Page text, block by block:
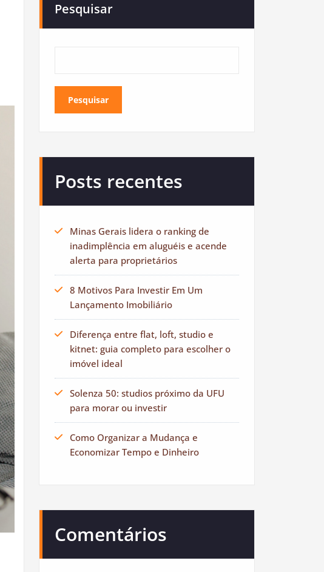
Pesquisar
Pesquisar
Posts recentes
Minas Gerais lidera o ranking de
inadimplência em aluguéis e acende
alerta para proprietários
8 Motivos Para Investir Em Um
Lançamento Imobiliário
Diferença entre flat, loft, studio e
kitnet: guia completo para escolher o
imóvel ideal
Solenza 50: studios próximo da UFU
para morar ou investir
Como Organizar a Mudança e
Economizar Tempo e Dinheiro
Comentários